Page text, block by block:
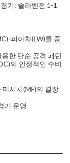
기: 슬라벤전 1-1
피아차(LW)를 중
한 단순 공격 패턴
의 안정적인 수비
미시치(MF)의 결장
기 운영